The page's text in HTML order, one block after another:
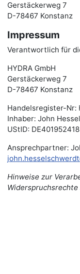
Gerstäckerweg 7
D-78467 Konstanz
Impressum
Verantwortlich für
HYDRA GmbH
Gerstäckerweg 7
D-78467 Konstanz
Handelsregister-Nr:
Inhaber: John
UStID: DE401952418
Ansprechpartner:
Hinweise zur